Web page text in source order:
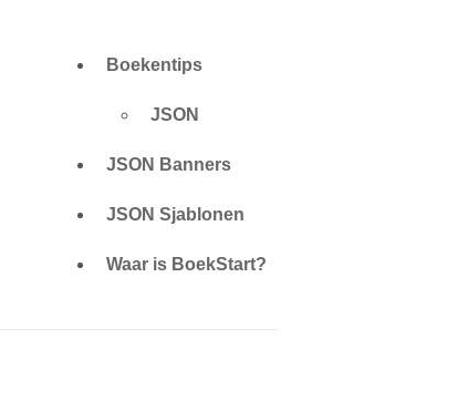
Boekentips
JSON
JSON Banners
JSON Sjablonen
Waar is BoekStart?